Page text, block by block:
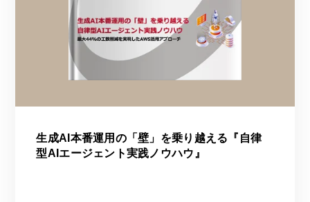
生成AI本番運用の「壁」を乗り越える『自律
型AIエージェント実践ノウハウ』